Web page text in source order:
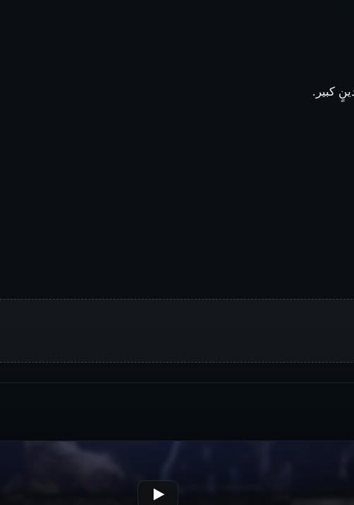
كبير.